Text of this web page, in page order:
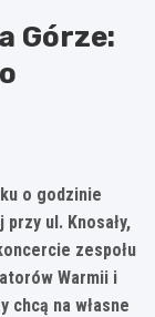
Górze:
o godzinie
ul. Knosały,
zespołu
Warmii i
chcą na własne